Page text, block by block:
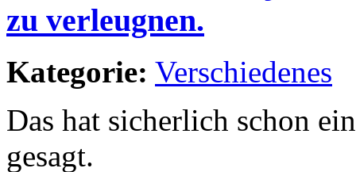
zu verleugnen.
Kategorie: Verschiedenes
Das hat sicherlich schon
gesagt.